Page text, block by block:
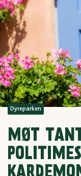
Dyreparken
MØT